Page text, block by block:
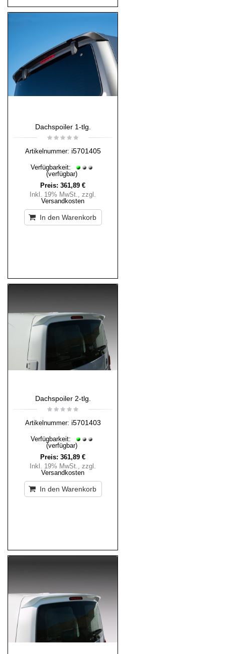
Dachspoiler 1-tlg.
Artikelnummer: i5701405
Verfügbarkeit:
(verfügbar)
Preis: 361,89 €
Inkl. 19% MwSt., zzgl.
Versandkosten
In den Warenkorb
Dachspoiler 2-tlg.
Artikelnummer: i5701403
Verfügbarkeit:
(verfügbar)
Preis: 361,89 €
Inkl. 19% MwSt., zzgl.
Versandkosten
In den Warenkorb